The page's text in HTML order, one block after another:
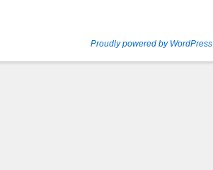
Proudly powered by WordPress